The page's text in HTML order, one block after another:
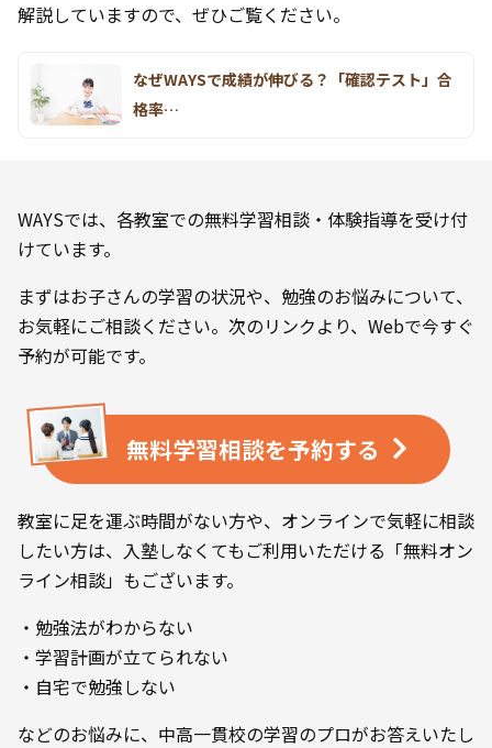
解説していますので、ぜひご覧ください。
なぜWAYSで成績が伸びる？「確認テスト」合
格率…
WAYSでは、各教室での無料学習相談・体験指導を受け付
けています。
まずはお子さんの学習の状況や、勉強のお悩みについて、
お気軽にご相談ください。次のリンクより、Webで今すぐ
予約が可能です。
無料学習相談を予約する
教室に足を運ぶ時間がない方や、オンラインで気軽に相談
したい方は、入塾しなくてもご利用いただける「無料オン
ライン相談」もございます。
・勉強法がわからない
・学習計画が立てられない
・自宅で勉強しない
などのお悩みに、中高一貫校の学習のプロがお答えいたし